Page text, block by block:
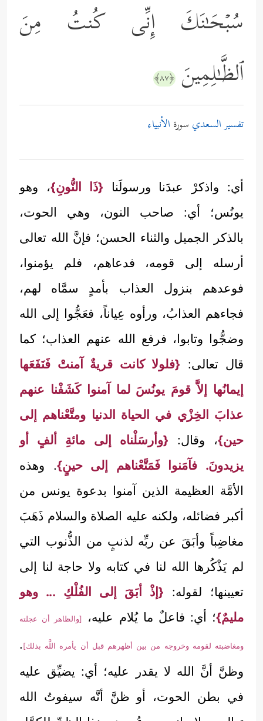
سُبۡحَـٰنَكَ إِنِّی كُنتُ مِنَ
ٱلظَّـٰلِمِینَ ﴿٨٧﴾
تفسير السعدي سورة الأنبياء
أي: واذكرْ عبدَنا ورسولَنا {ذَا النُّونِ}، وهو
يونُس؛ أي: صاحب النون، وهي الحوت،
بالذكر الجميل والثناء الحسن؛ فإنَّ الله تعالى
أرسله إلى قومه، فدعاهم، فلم يؤمنوا،
فوعدهم بنزول العذاب بأمدٍ سمَّاه لهم،
فجاءهم العذابُ، ورأوه عِياناً، فعَجُّوا إلى الله
وضجُّوا وتابوا، فرفع الله عنهم العذاب؛ كما
قال تعالى: {فلولا كانت قريةٌ آمنتْ فَنَفَعَها
إيمانُها إلاَّ قومَ يونُسَ لما آمنوا كَشَفْنا عنهم
عذابَ الخِزْي في الحياة الدنيا ومتَّعْناهم إلى
حين}، وقال: {وأرسَلْناه إلى مائةِ ألفٍ أو
يزيدونَ. فآمَنوا فَمَتَّعْناهم إلى حينٍ}. وهذه
الأمَّة العظيمة الذين آمنوا بدعوة يونس من
أكبر فضائله، ولكنه عليه الصلاة والسلام ذَهَبَ
مغاضِباً وأبَقَ عن ربِّه لذنبٍ من الذُّنوب التي
لم يَذْكُرها الله لنا في كتابه ولا حاجة لنا إلى
تعيينها؛ لقوله: {إذْ أبَقَ إلى الفُلْكِ ... وهو
مليمٌ}؛ أي: فاعلٌ ما يُلام عليه، [والظاهر أن عجلته
ومغاضبته لقومه وخروجه من بين أظهرهم قبل أن يأمره اللَّه بذلك] .
وظنَّ أنَّ الله لا يقدر عليه؛ أي: يضيِّق عليه
في بطن الحوت، أو ظنَّ أنَّه سيفوتُ الله